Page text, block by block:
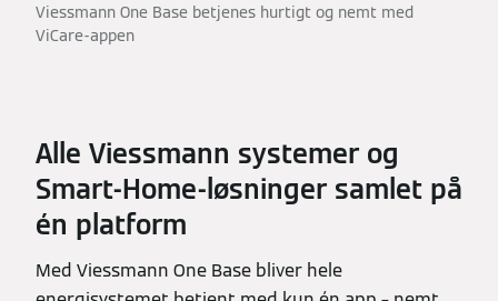
Viessmann One Base betjenes hurtigt og nemt med
ViCare-appen
Alle Viessmann systemer og
Smart-Home-løsninger samlet på
én platform
Med Viessmann One Base bliver hele